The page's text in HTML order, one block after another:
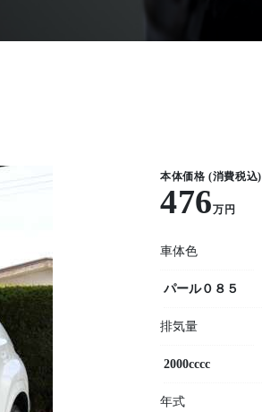
本体価格 (消費税込)
476万円
車体色
パール０８５
排気量
2000cccc
年式